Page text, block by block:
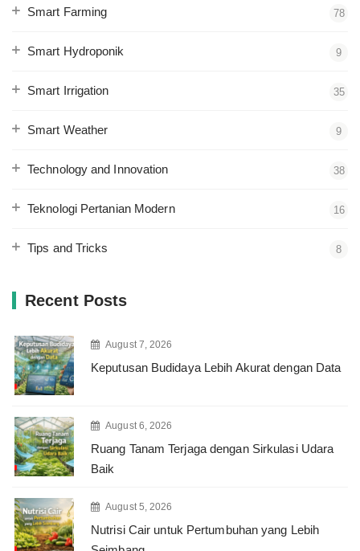
Smart Farming 78
Smart Hydroponik 9
Smart Irrigation 35
Smart Weather 9
Technology and Innovation 38
Teknologi Pertanian Modern 16
Tips and Tricks 8
Recent Posts
August 7, 2026
Keputusan Budidaya Lebih Akurat dengan Data
August 6, 2026
Ruang Tanam Terjaga dengan Sirkulasi Udara
Baik
August 5, 2026
Nutrisi Cair untuk Pertumbuhan yang Lebih